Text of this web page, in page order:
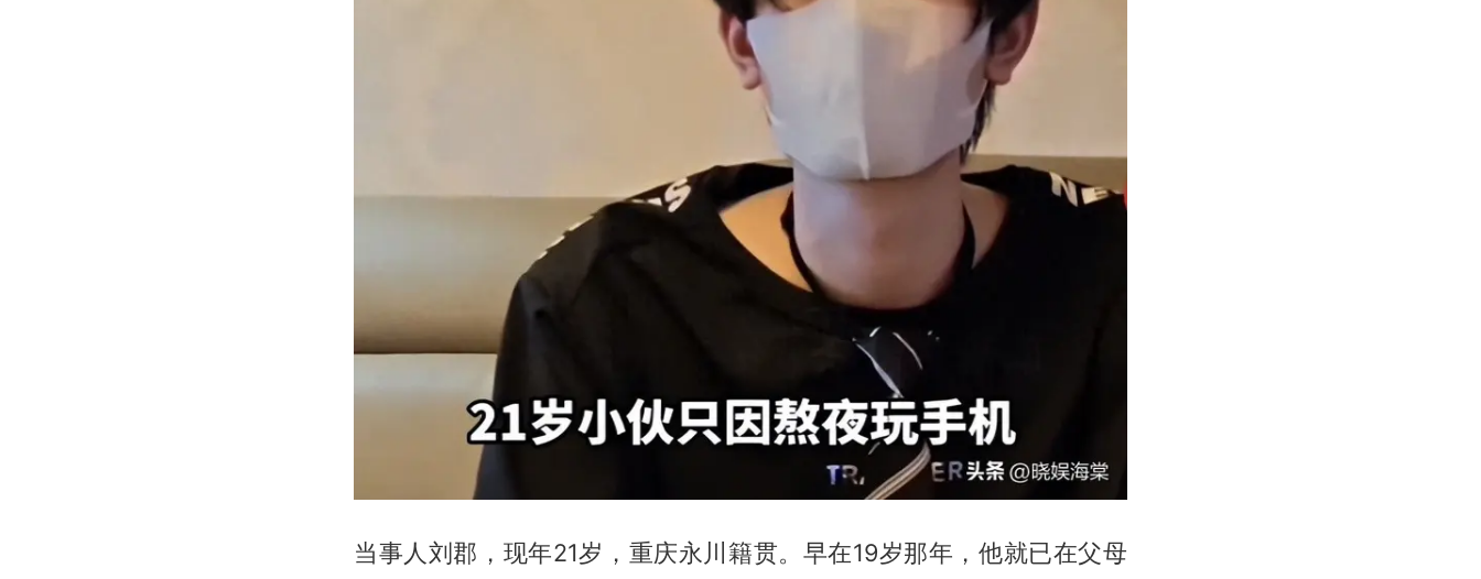
当事人刘郡，现年21岁，重庆永川籍贯。早在19岁那年，他就已在父母